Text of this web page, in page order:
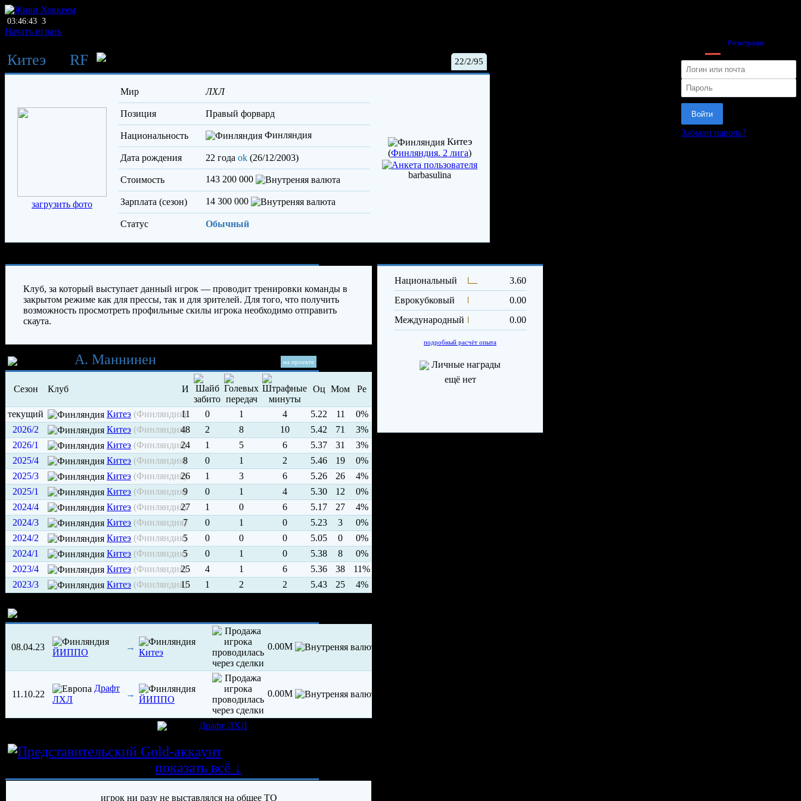
03:46:43 3
Начать играть
Регистрация
Войти
Забыли пароль?
22/2/95
Китеэ RF
загрузить фото
Мир ЛХЛ
Позиция правый форвард
Национальность Финляндия
Дата рождения 22 года ok (26/12/2003)
Стоимость 143 200 000
Зарплата (сезон) 14 300 000
Статус Обычный
Китеэ
(Финляндия. 2 лига)
barbasulina
Клуб, за который выступает данный игрок — проводит тренировки команды в
закрытом режиме как для прессы, так и для зрителей. Для того, что получить
возможность просмотреть профильные скилы игрока необходимо отправить
скаута.
на проекте
А. Маннинен
Сезон Клуб И Оц Мом Ре
текущий Китеэ (Финляндия)
11 0 1 4 5.22 11
0%
2026/2
Китеэ (Финляндия)48 2 8 10 5.42 71
3%
2026/1
Китеэ (Финляндия)24 1 5 6 5.37 31
3%
2025/4
Китеэ (Финляндия)8 0 1 2 5.46 19
0%
2025/3
Китеэ (Финляндия)26 1 3 6 5.26 26
4%
2025/1
Китеэ (Финляндия)9 0 1 4 5.30 12
0%
2024/4
Китеэ (Финляндия)27 1 0 6 5.17 27
4%
2024/3
Китеэ (Финляндия)7 0 1 0 5.23 3
0%
2024/2
Китеэ (Финляндия)5 0 0 0 5.05 0
0%
2024/1
Китеэ (Финляндия)5 0 1 0 5.38 8
0%
2023/4
Китеэ (Финляндия)25 4 1 6 5.36 38
11%
2023/3
Китеэ (Финляндия)15 1 2 2 5.43 25 4%
08.04.23
ЙИППО
→
Китеэ
0.00M
11.10.22
Драфт
ЛХЛ
→
ЙИППО
0.00M
Драфт ЛХЛ
История
показать всё ↓
игрок ни разу не выставлялся на общее ТО
Национальный
3.60
Еврокубковый
0.00
Международный
0.00
подробный расчёт опыта
Личные награды
ещё нет